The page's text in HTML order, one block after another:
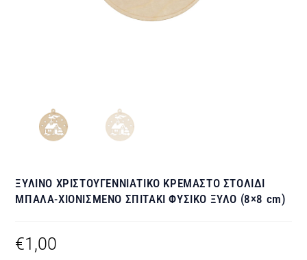
ΞΥΛΙΝΟ ΧΡΙΣΤΟΥΓΕΝΝΙΑΤΙΚΟ ΚΡΕΜΑΣΤΟ ΣΤΟΛΙΔΙ
ΜΠΑΛΑ-ΧΙΟΝΙΣΜΕΝΟ ΣΠΙΤΑΚΙ ΦΥΣΙΚΟ ΞΥΛΟ (8×8 cm)
€1,00